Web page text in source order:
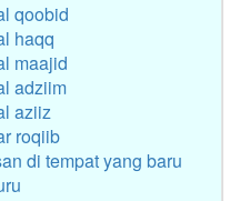
qoobid
haqq
maajid
adziim
aziiz
roqiib
di tempat yang baru